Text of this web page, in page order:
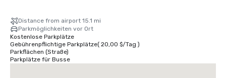
Distance from airport 15.1 mi
Parkmöglichkeiten vor Ort
Kostenlose Parkplätze
Gebührenpflichtige Parkplätze( 20,00 $/Tag )
Parkflächen (Straße)
Parkplätze für Busse